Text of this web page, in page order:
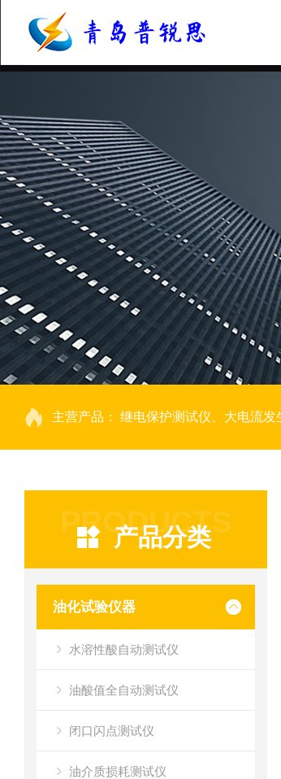
主营产品： 继电保护测试仪、大电流发生器、模拟断路器、回路电阻测试仪、热继电器测试仪
PRODUCTS
产品分类
油化试验仪器
水溶性酸自动测试仪
油酸值全自动测试仪
闭口闪点测试仪
油介质损耗测试仪